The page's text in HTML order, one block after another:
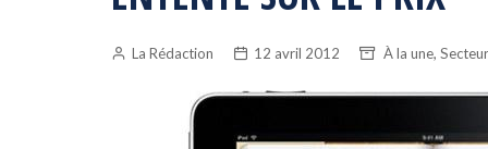
La Rédaction 12 avril 2012 À la une,